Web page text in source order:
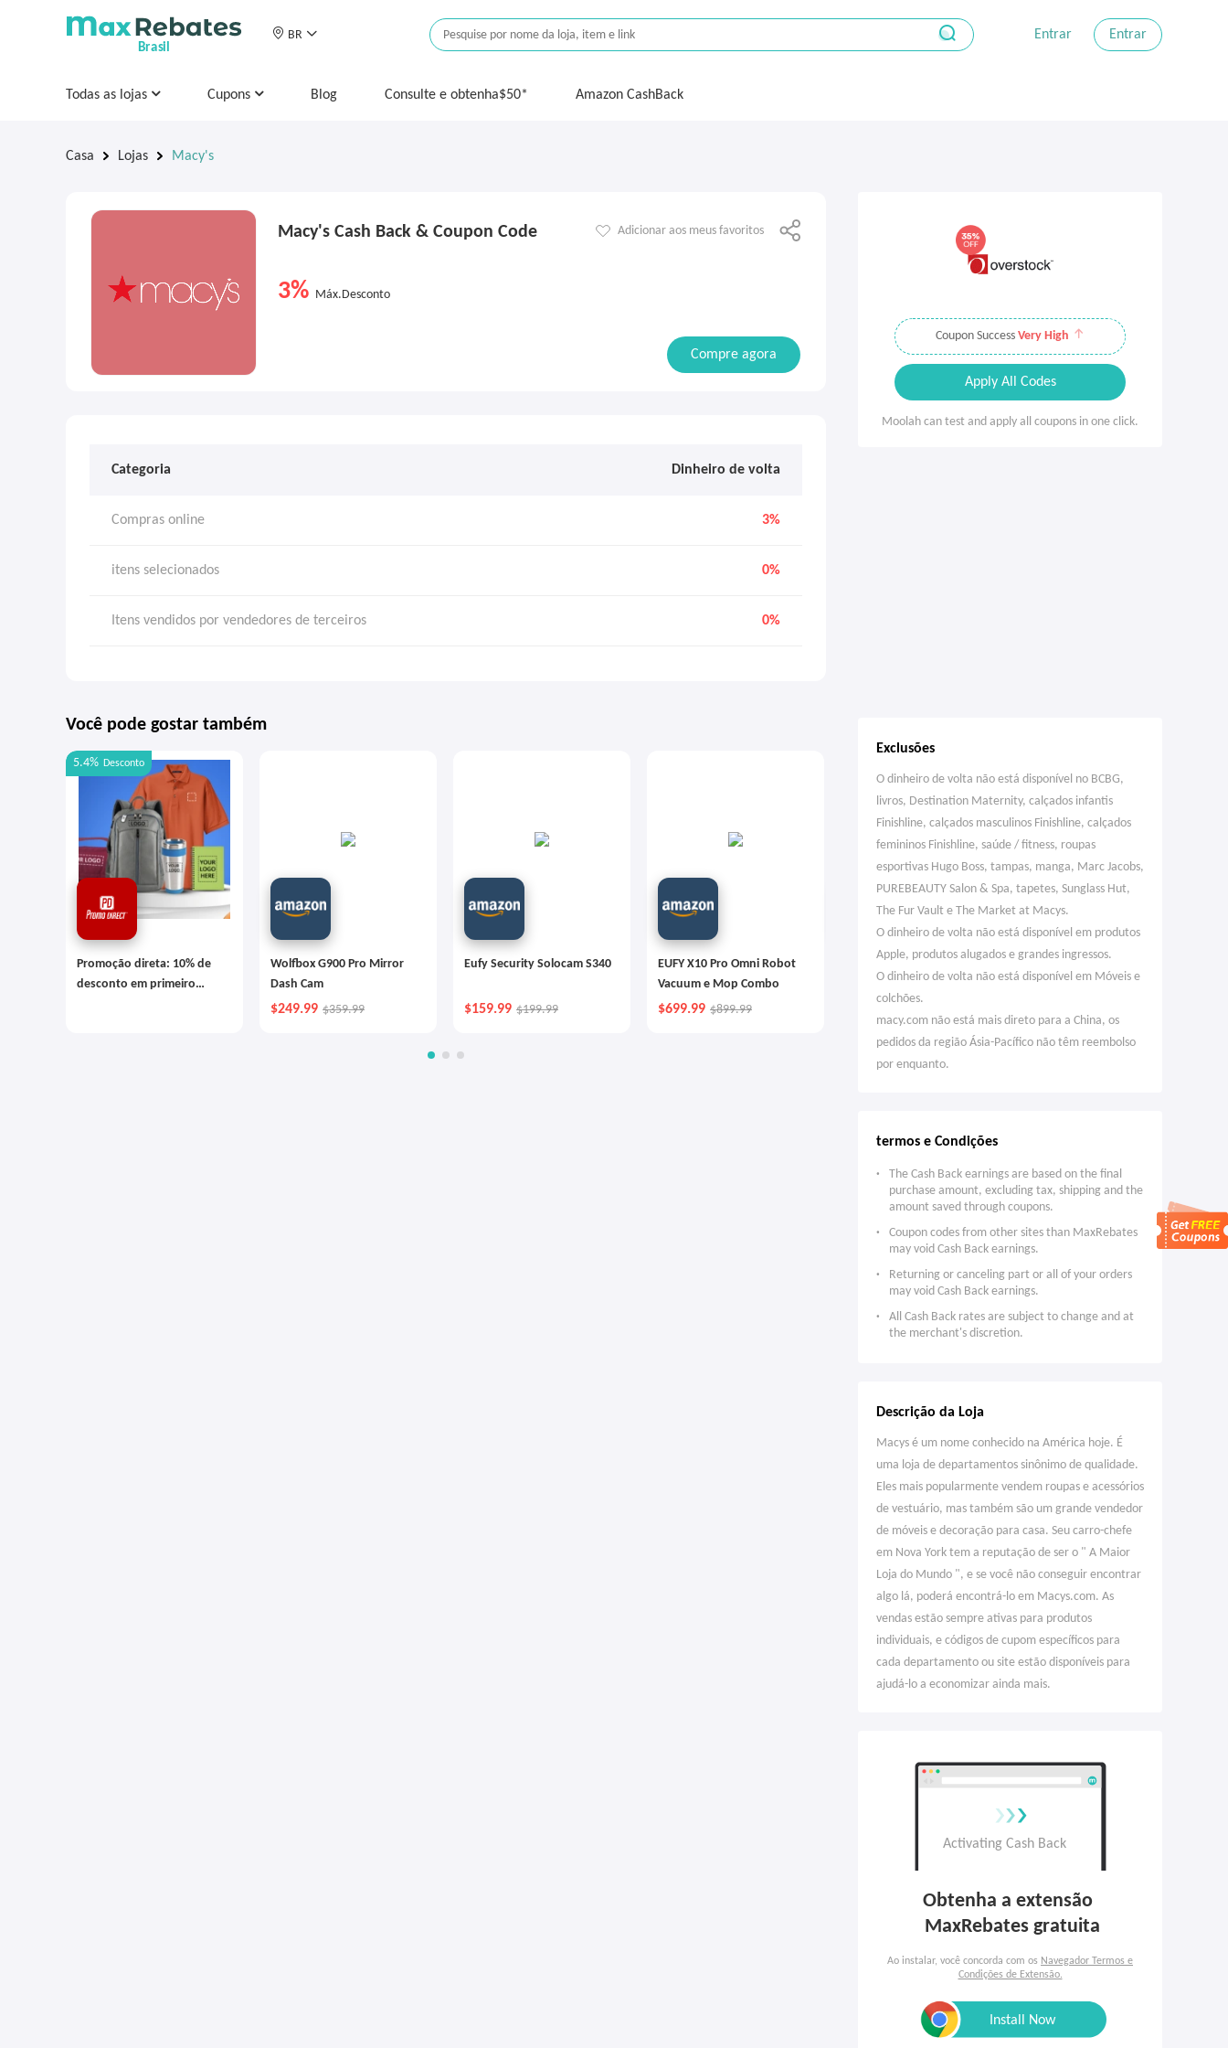
Brasil
BR Entrar Entrar
Todas as lojas Cupons Blog Consulte e obtenha$50* Amazon CashBack
Casa Lojas Macy's
Macy's Cash Back & Coupon Code
3% Máx.Desconto
Adicionar aos meus favoritos
Compre agora
Categoria Dinheiro de volta
Compras online 3%
itens selecionados 0%
Itens vendidos por vendedores de terceiros 0%
Você pode gostar também
5.4% Desconto
Promoção direta: 10% de
desconto em primeiro
Wolfbox G900 Pro Mirror
Dash Cam
$249.99 $359.99
Eufy Security Solocam S340
$159.99 $199.99
EUFY X10 Pro Omni Robot
Vacuum e Mop Combo
$699.99 $899.99
EUFY Robot Vacuum Omni S1
Pro com estação all-in-one
Presidente do escritório
ergonômico do Sihoo M18
Coupon Success Very High
Apply All Codes
Moolah can test and apply all coupons in one click.
Exclusões
O dinheiro de volta não está disponível no BCBG,
livros, Destination Maternity, calçados infantis
Finishline, calçados masculinos Finishline, calçados
femininos Finishline, saúde / fitness, roupas
esportivas Hugo Boss, tampas, manga, Marc Jacobs,
PUREBEAUTY Salon & Spa, tapetes, Sunglass Hut,
The Fur Vault e The Market at Macys.
O dinheiro de volta não está disponível em produtos
Apple, produtos alugados e grandes ingressos.
O dinheiro de volta não está disponível em Móveis e
colchões.
macy.com não está mais direto para a China, os
pedidos da região Ásia-Pacífico não têm reembolso
por enquanto.
termos e Condições
The Cash Back earnings are based on the final
purchase amount, excluding tax, shipping and the
amount saved through coupons.
Coupon codes from other sites than MaxRebates
may void Cash Back earnings.
Returning or canceling part or all of your orders
may void Cash Back earnings.
All Cash Back rates are subject to change and at
the merchant's discretion.
Descrição da Loja
Macys é um nome conhecido na América hoje. É
uma loja de departamentos sinônimo de qualidade.
Eles mais popularmente vendem roupas e acessórios
de vestuário, mas também são um grande vendedor
de móveis e decoração para casa. Seu carro-chefe
em Nova York tem a reputação de ser o " A Maior
Loja do Mundo ", e se você não conseguir encontrar
algo lá, poderá encontrá-lo em Macys.com. As
vendas estão sempre ativas para produtos
individuais, e códigos de cupom específicos para
cada departamento ou site estão disponíveis para
ajudá-lo a economizar ainda mais.
Obtenha a extensão
MaxRebates gratuita
Ao instalar, você concorda com os Navegador Termos e
Condições de Extensão.